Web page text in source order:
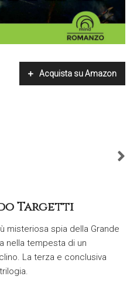
Acquista su Amazon
Targetti
misteriosa spia della Grande
nella tempesta di un
La terza e conclusiva